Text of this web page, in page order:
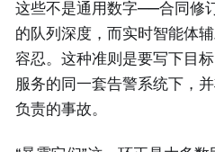
这些不是通用数字——合同修
的队列深度，而实时智能体
容忍。这种准则是要写下目
服务的同一套告警系统下，
负责的事故。